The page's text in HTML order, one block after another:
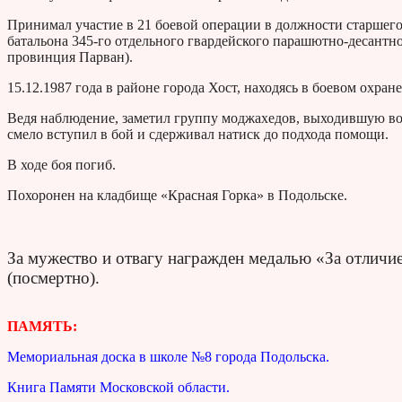
Принимал участие в 21 боевой операции в должности
батальона 345-го отдельного гвардейского парашютно-
провинция Парван).
15.12.1987 года в районе города Хост, находясь в боевом
Ведя наблюдение, заметил группу моджахедов, выходившую
смело вступил в бой и сдерживал натиск до подхода помощи.
В ходе боя погиб.
Похоронен на кладбище «Красная Горка» в Подольске.
За мужество и отвагу награжден медалью «За
(посмертно).
ПАМЯТЬ:
Мемориальная доска в школе №8 города Подольска.
Книга Памяти Московской области.